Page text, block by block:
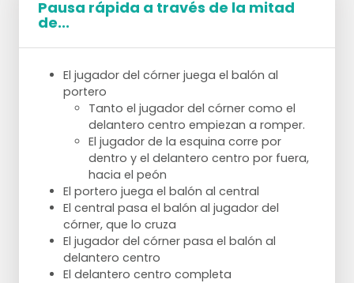
Pausa rápida a través de la mitad
de...
El jugador del córner juega el balón al
portero
Tanto el jugador del córner como el
delantero centro empiezan a romper.
El jugador de la esquina corre por
dentro y el delantero centro por fuera,
hacia el peón
El portero juega el balón al central
El central pasa el balón al jugador del
córner, que lo cruza
El jugador del córner pasa el balón al
delantero centro
El delantero centro completa